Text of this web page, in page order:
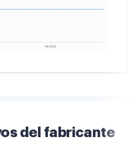
del fabricante